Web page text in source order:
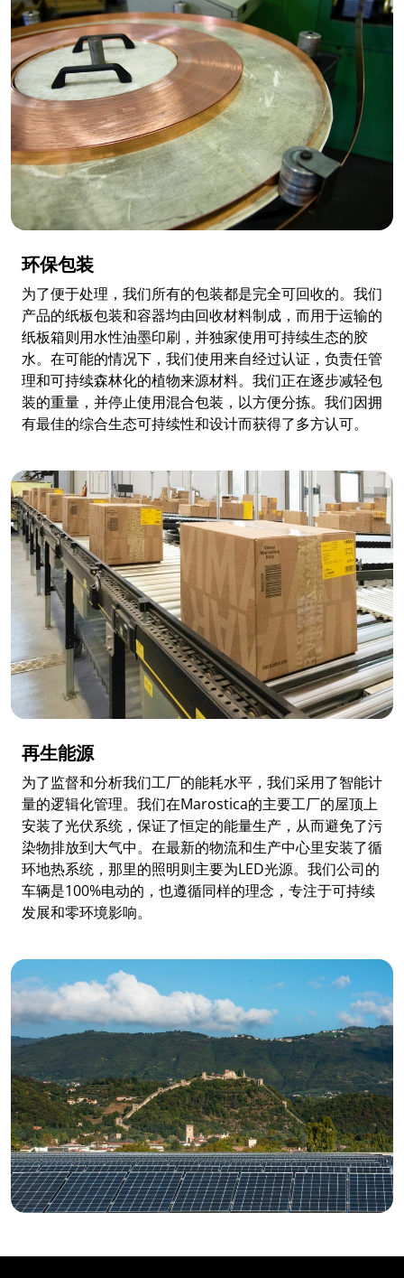
环保包装
为了便于处理，我们所有的包装都是完全可回收的。我们
产品的纸板包装和容器均由回收材料制成，而用于运输的
纸板箱则用水性油墨印刷，并独家使用可持续生态的胶
水。在可能的情况下，我们使用来自经过认证，负责任管
理和可持续森林化的植物来源材料。我们正在逐步减轻包
装的重量，并停止使用混合包装，以方便分拣。我们因拥
有最佳的综合生态可持续性和设计而获得了多方认可。
再生能源
为了监督和分析我们工厂的能耗水平，我们采用了智能计
量的逻辑化管理。我们在Marostica的主要工厂的屋顶上
安装了光伏系统，保证了恒定的能量生产，从而避免了污
染物排放到大气中。在最新的物流和生产中心里安装了循
环地热系统，那里的照明则主要为LED光源。我们公司的
车辆是100%电动的，也遵循同样的理念，专注于可持续
发展和零环境影响。